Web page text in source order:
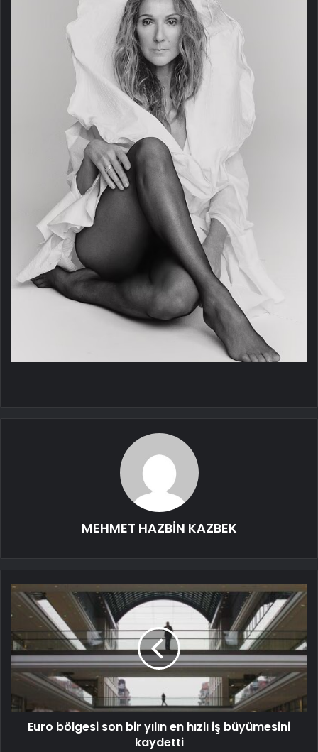
MEHMET HAZBİN KAZBEK
Euro bölgesi son bir yılın en hızlı iş büyümesini
kaydetti